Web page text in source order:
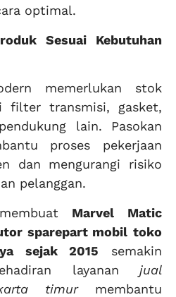
optimal.
Sesuai Kebutuhan
memerlukan stok
filter transmisi, gasket,
lain. Pasokan
proses pekerjaan
dan mengurangi risiko
pelanggan.
Marvel Matic
sparepart mobil toko
sejak 2015 semakin
layanan jual
timurmembantu